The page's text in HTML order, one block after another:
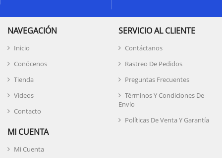
NAVEGACIÓN
Inicio
Conócenos
Tienda
Videos
Contacto
SERVICIO AL CLIENTE
Contáctanos
Rastreo De Pedidos
Preguntas Frecuentes
Términos Y Condiciones De
Envío
Políticas De Venta Y Garantía
MI CUENTA
Mi Cuenta